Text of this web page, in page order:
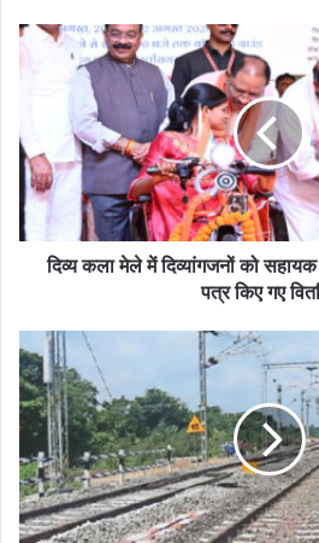
दिव्य कला मेले में दिव्यांगजनों को
पत्र किए गए